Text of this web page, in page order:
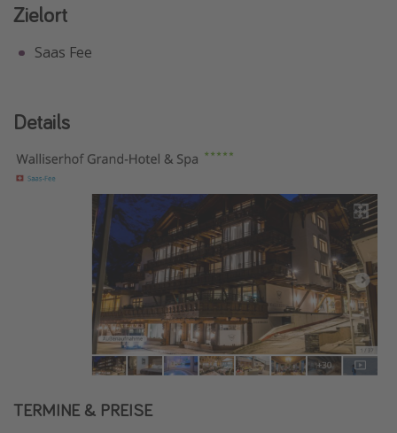
Zielort
Saas Fee
Details
TERMINE & PREISE